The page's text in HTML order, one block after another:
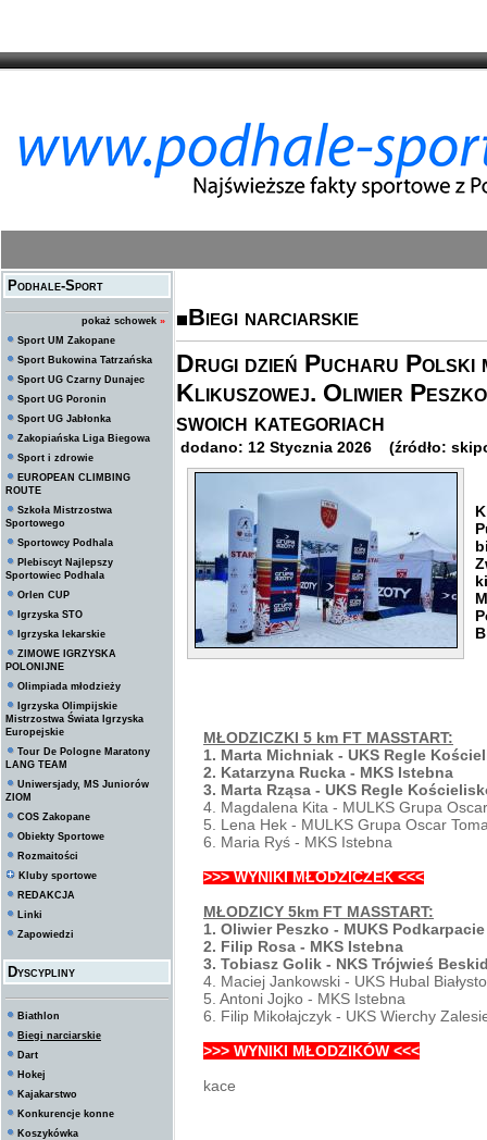
Podhale-Sport
pokaż schowek »
Sport UM Zakopane
Sport Bukowina Tatrzańska
Sport UG Czarny Dunajec
Sport UG Poronin
Sport UG Jabłonka
Zakopiańska Liga Biegowa
Sport i zdrowie
EUROPEAN CLIMBING
ROUTE
Szkoła Mistrzostwa
Sportowego
Sportowcy Podhala
Plebiscyt Najlepszy
Sportowiec Podhala
Orlen CUP
Igrzyska STO
Igrzyska lekarskie
ZIMOWE IGRZYSKA
POLONIJNE
Olimpiada młodzieży
Igrzyska Olimpijskie
Mistrzostwa Świata Igrzyska
Europejskie
Tour De Pologne Maratony
LANG TEAM
Uniwersjady, MS Juniorów
ZIOM
COS Zakopane
Obiekty Sportowe
Rozmaitości
Kluby sportowe
REDAKCJA
Linki
Zapowiedzi
Dyscypliny
Biathlon
Biegi narciarskie
Dart
Hokej
Kajakarstwo
Konkurencje konne
Koszykówka
Biegi narciarskie
Drugi dzień Pucharu Polski
Klikuszowej. Oliwier
swoich kategoriach
dodano: 12 Stycznia 2026 (źródło:
MŁODZICZKI 5 km FT MASSTART:
1. Marta Michniak - UKS Regle
2. Katarzyna Rucka - MKS Istebna
3. Marta Rząsa - UKS Regle
4. Magdalena Kita - MULKS Grupa
5. Lena Hek - MULKS Grupa Oscar
6. Maria Ryś - MKS Istebna
>>> WYNIKI MŁODZICZEK <<<
MŁODZICY 5km FT MASSTART:
1. Oliwier Peszko - MUKS
2. Filip Rosa - MKS Istebna
3. Tobiasz Golik - NKS Trójwieś
4. Maciej Jankowski - UKS Hubal
5. Antoni Jojko - MKS Istebna
6. Filip Mikołajczyk - UKS Wierchy
>>> WYNIKI MŁODZIKÓW <<<
kace